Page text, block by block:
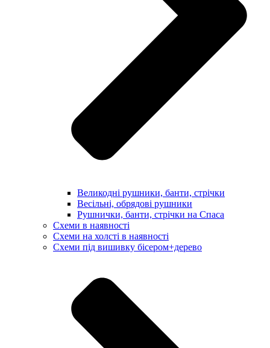
Великодні рушники, банти, стрічки
Весільні, обрядові рушники
Рушнички, банти, стрічки на Спаса
Схеми в наявності
Схеми на холсті в наявності
Схеми під вишивку бісером+дерево